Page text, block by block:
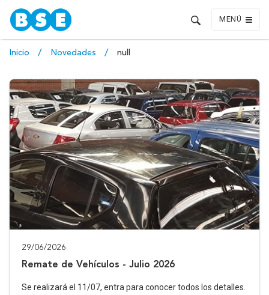
MENÚ
Inicio Novedades null
29/06/2026
Remate de Vehículos - Julio 2026
Se realizará el 11/07, entra para conocer todos los detalles.